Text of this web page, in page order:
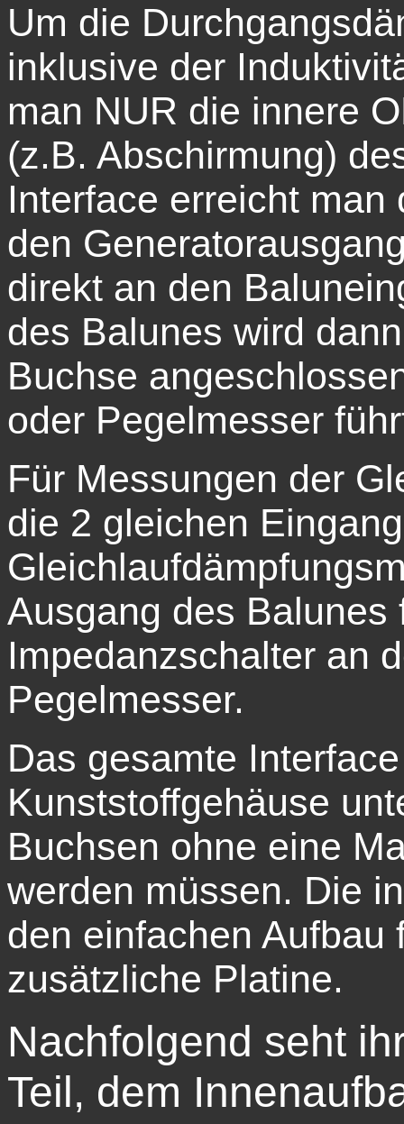
Um die
inklusive der
man NUR die innere
(z.B. Abschirmung)
Interface erreicht
den
direkt an den
des Balunes wird
Buchse
oder Pegelmesser
Für Messungen der
die 2 gleichen
Ausgang des Balunes
Impedanzschalter an
Pegelmesser.
Das gesamte
Kunststoffgehäuse
Buchsen ohne eine
werden müssen. Die
den einfachen Aufbau
zusätzliche Platine.
Nachfolgend seht
Teil, dem